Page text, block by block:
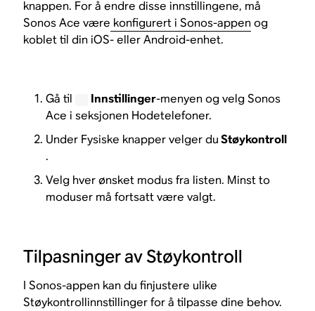
knappen. For å endre disse innstillingene, må
Sonos Ace være konfigurert i Sonos-appenog
koblet til din iOS- eller Android-enhet.
Gå til Innstillinger-menyen og velg Sonos
Ace i seksjonen Hodetelefoner.
Under Fysiske knapper velger duStøykontroll
.
Velg hver ønsket modus fra listen. Minst to
moduser må fortsatt være valgt.
Tilpasninger av Støykontroll
I Sonos-appen kan du finjustere ulike
Støykontrollinnstillinger for å tilpasse dine behov.